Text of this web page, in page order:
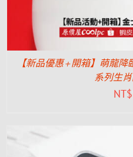
【新品優惠+開箱】萌龍降
系列生
NT$